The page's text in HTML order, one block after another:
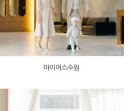
마이어스수원